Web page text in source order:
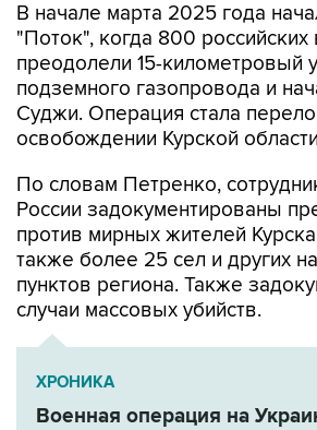
В начале марта 2025 года
"Поток", когда 800
преодолели 15-километровый
подземного газопровода и
Суджи. Операция стала
освобождении Курской
По словам Петренко,
России задокументированы
против мирных жителей
также более 25 сел и других
пунктов региона. Также
случаи массовых убийств.
ХРОНИКА
Военная операция на